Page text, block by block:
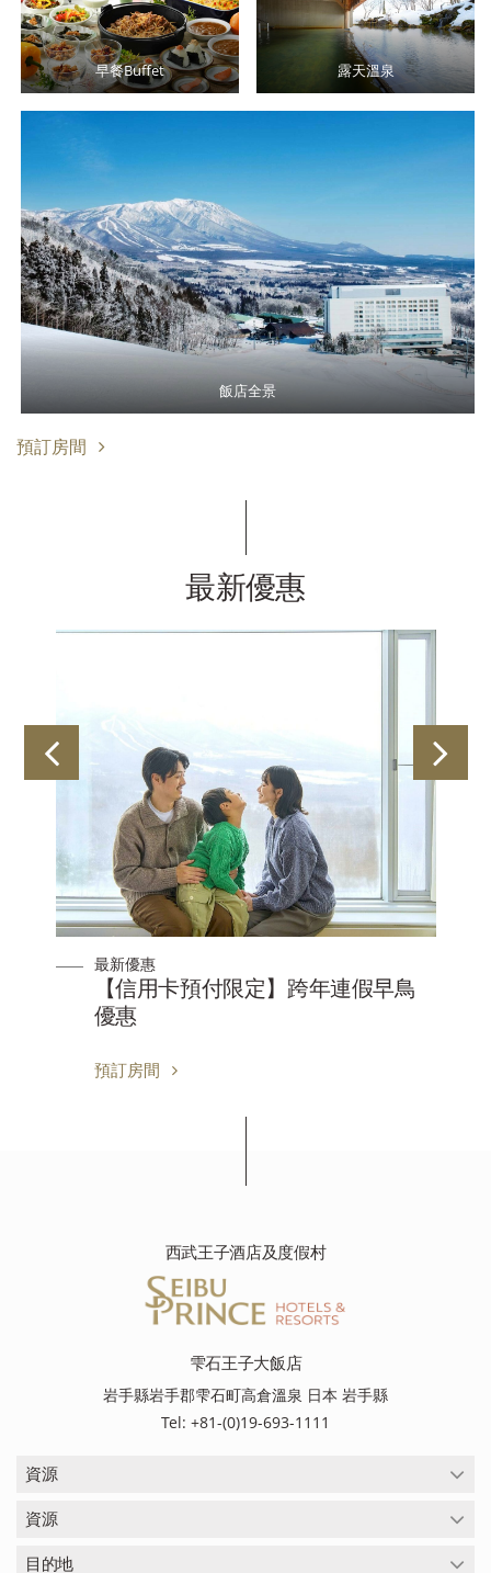
早餐Buffet 露天溫泉
飯店全景
預訂房間
最新優惠
最新優惠
【信用卡預付限定】跨年連假早鳥
優惠
預訂房間
西武王子酒店及度假村
雫石王子大飯店
岩手縣岩手郡雫石町高倉溫泉 日本 岩手縣
Tel: +81-(0)19-693-1111
資源
資源
目的地